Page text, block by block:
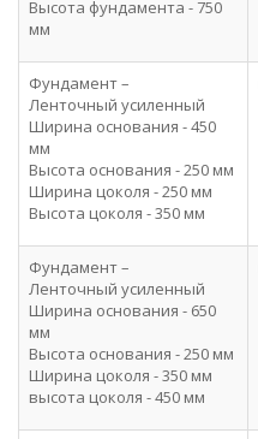
Высота фундамента - 750
мм
Фундамент –
Ленточный усиленный
Ширина основания - 450
мм
Высота основания - 250 мм
Ширина цоколя - 250 мм
Высота цоколя - 350 мм
Фундамент –
Ленточный усиленный
Ширина основания - 650
мм
Высота основания - 250 мм
Ширина цоколя - 350 мм
высота цоколя - 450 мм